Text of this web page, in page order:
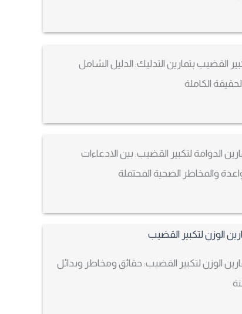
القضيب بتمارين التدليك: الدليل الشامل
الكاملة
الدوامة لتكبير القضيب: بين الادعاءات
والمخاطر الصحية المحتملة
الوزن لتكبير القضيب: حقائق ومخاطر وبدائل